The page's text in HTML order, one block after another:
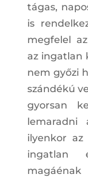
tágas,
is
megfelel
az ingatlan
nem győzi
szándékú
gyorsan
lemaradni
ilyenkor
ingatlan